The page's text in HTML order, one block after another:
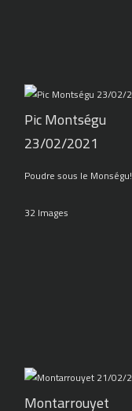
Pic Montségu
23/02/2021
Poudre sous le Monségu!
32 Images
Montarrouyet